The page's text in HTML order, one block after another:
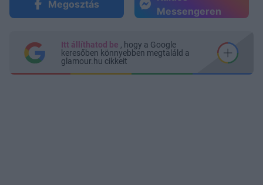
Megosztás
Messengeren
Itt állíthatod be , hogy a Google
keresőben könnyebben megtaláld a
glamour.hu cikkeit